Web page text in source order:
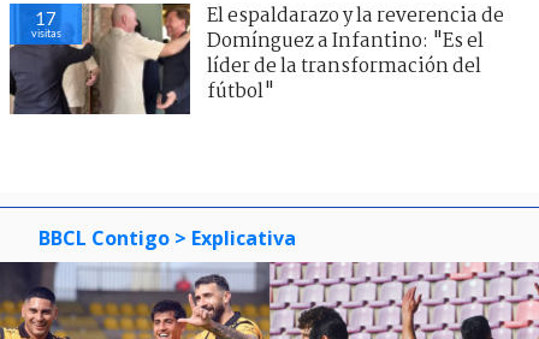
17
visitas
El espaldarazo y la reverencia de
Domínguez a Infantino: "Es el
líder de la transformación del
fútbol"
BBCL Contigo > Explicativa